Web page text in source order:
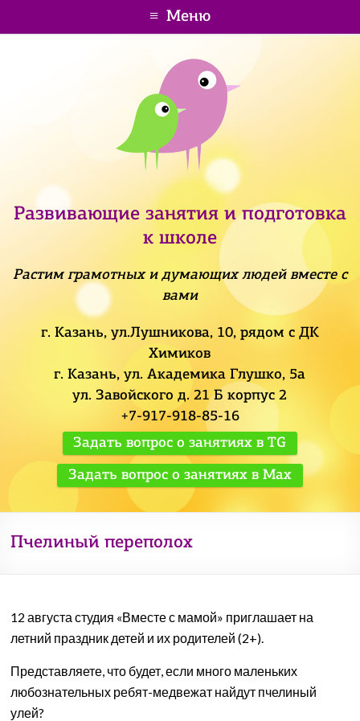
Меню
Развивающие занятия и подготовка
к школе
Растим грамотных и думающих людей вместе с
вами
г. Казань, ул.Лушникова, 10, рядом с ДК
Химиков
г. Казань, ул. Академика Глушко, 5а
ул. Завойского д. 21 Б корпус 2
+7-917-918-85-16
Задать вопрос о занятиях в TG
Задать вопрос о занятиях в Max
Пчелиный переполох
12 августа студия «Вместе с мамой» приглашает на
летний праздник детей и их родителей (2+).
Представляете, что будет, если много маленьких
любознательных ребят-медвежат найдут пчелиный
улей?